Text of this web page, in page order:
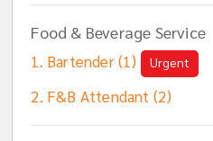
Food & Beverage Service
Bartender (1) Urgent
F&B Attendant (2)